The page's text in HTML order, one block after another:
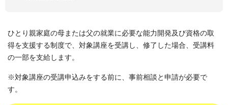
ひとり親家庭の母または父の就業に必要な能力開発及び資格の取
得を支援する制度で、対象講座を受講し、修了した場合、受講料
の一部を支給します。
※対象講座の受講申込みをする前に、事前相談と申請が必要で
す。